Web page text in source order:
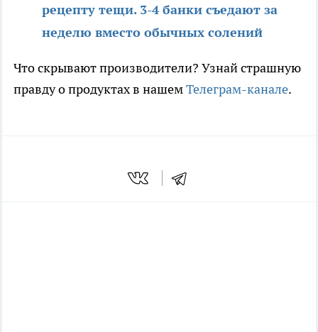
рецепту тещи. 3-4 банки съедают за
неделю вместо обычных солений
Что скрывают производители? Узнай страшную
правду о продуктах в нашемТелеграм-канале.